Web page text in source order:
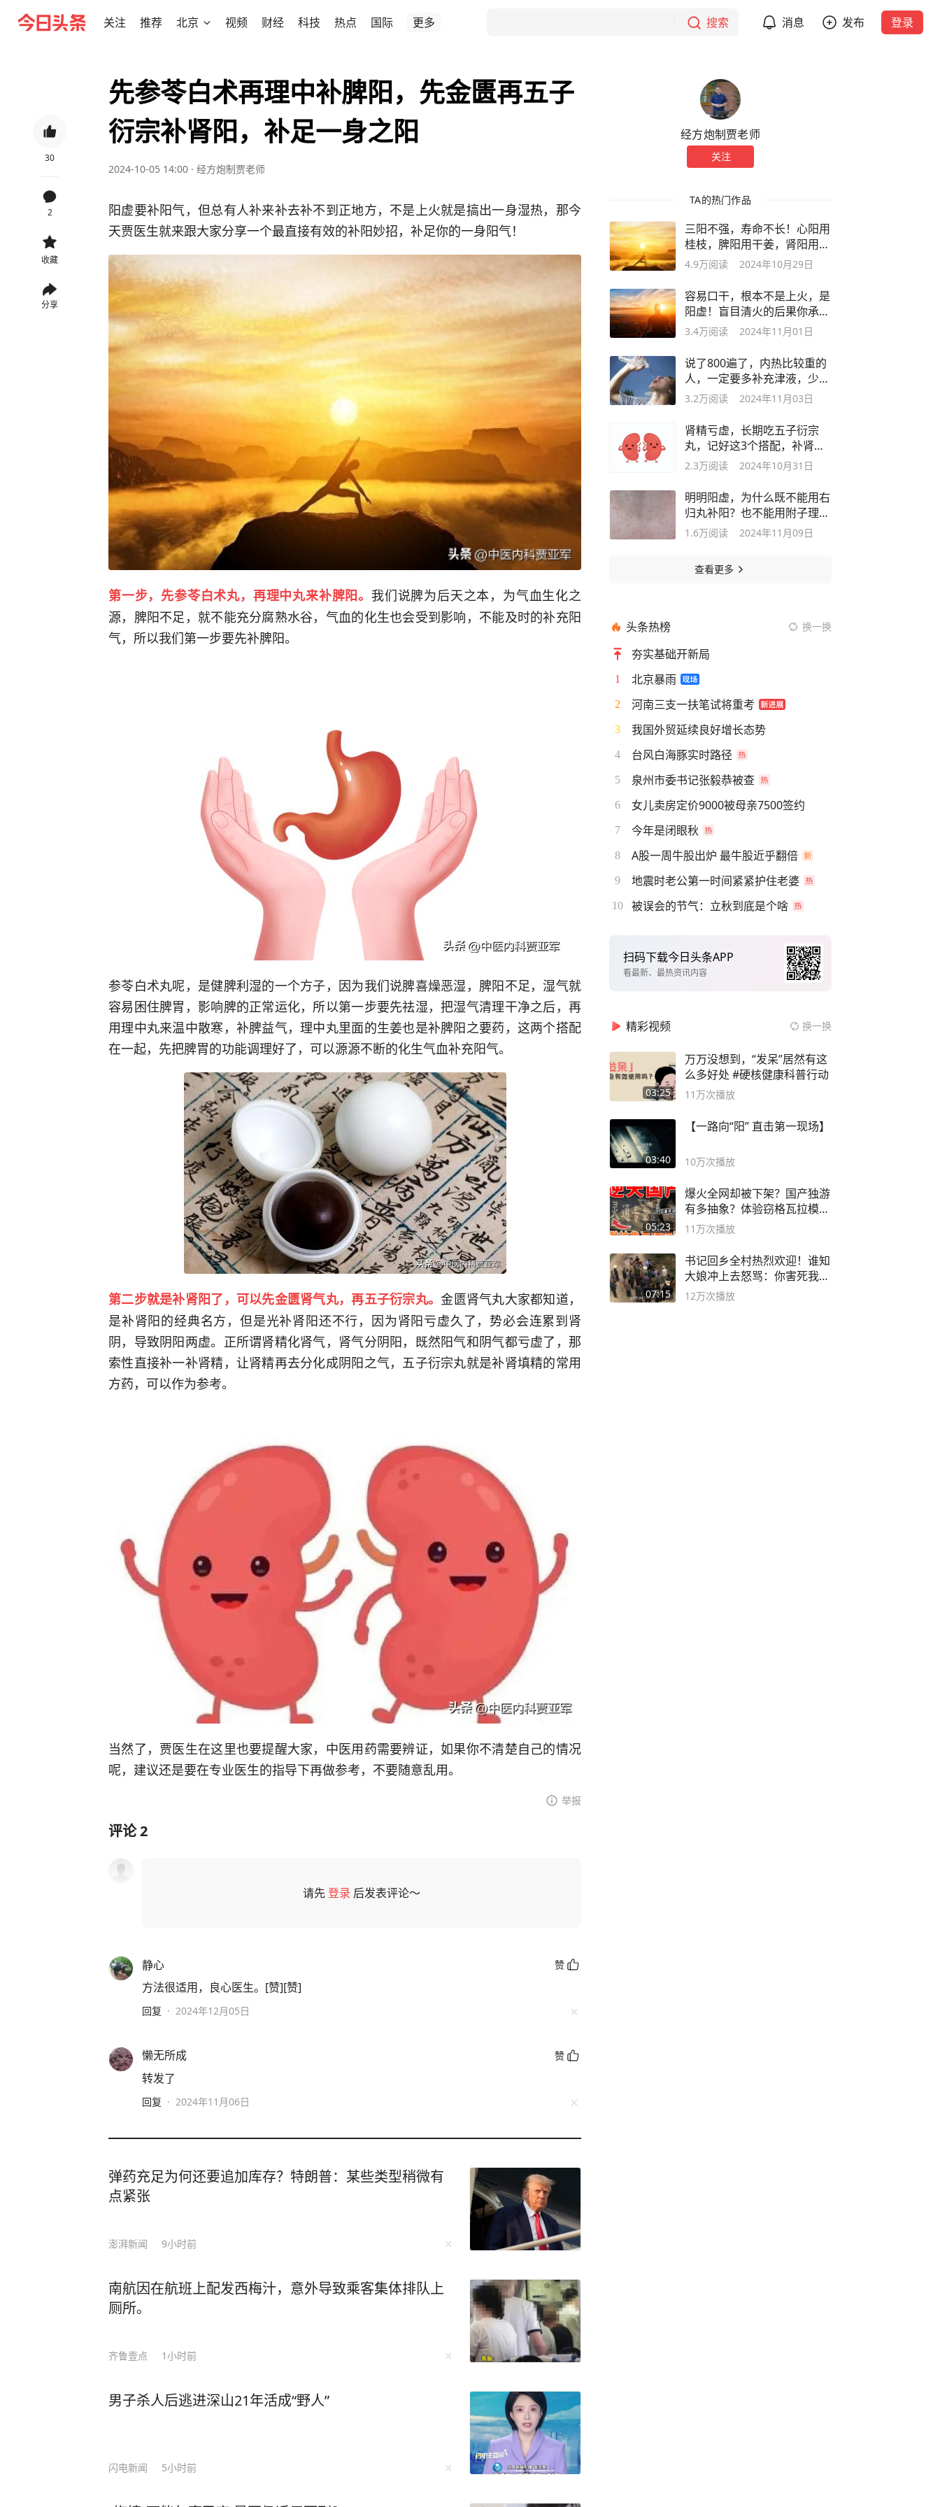
关注 推荐 北京 视频 财经 科技 热点 国际 更多 搜索 消息 发布 登录
30
2
收藏
分享
先参苓白术再理中补脾阳，先金匮再五子
衍宗补肾阳，补足一身之阳
2024-10-05 14:00 · 经方炮制贾老师
阳虚要补阳气，但总有人补来补去补不到正地方，不是上火就是搞出一身湿热，那今
天贾医生就来跟大家分享一个最直接有效的补阳妙招，补足你的一身阳气！
第一步，先参苓白术丸，再理中丸来补脾阳。 我们说脾为后天之本，为气血生化之
源，脾阳不足，就不能充分腐熟水谷，气血的化生也会受到影响，不能及时的补充阳
气，所以我们第一步要先补脾阳。
参苓白术丸呢，是健脾利湿的一个方子，因为我们说脾喜燥恶湿，脾阳不足，湿气就
容易困住脾胃，影响脾的正常运化，所以第一步要先祛湿，把湿气清理干净之后，再
用理中丸来温中散寒，补脾益气，理中丸里面的生姜也是补脾阳之要药，这两个搭配
在一起，先把脾胃的功能调理好了，可以源源不断的化生气血补充阳气。
第二步就是补肾阳了，可以先金匮肾气丸，再五子衍宗丸。金匮肾气丸大家都知道，
是补肾阳的经典名方，但是光补肾阳还不行，因为肾阳亏虚久了，势必会连累到肾
阴，导致阴阳两虚。正所谓肾精化肾气，肾气分阴阳，既然阳气和阴气都亏虚了，那
索性直接补一补肾精，让肾精再去分化成阴阳之气，五子衍宗丸就是补肾填精的常用
方药，可以作为参考。
当然了，贾医生在这里也要提醒大家，中医用药需要辨证，如果你不清楚自己的情况
呢，建议还是要在专业医生的指导下再做参考，不要随意乱用。
举报
评论2
请先登录 后发表评论～
静心 赞
方法很适用，良心医生。[赞][赞]
回复 · 2024年12月05日
懒无所成 赞
转发了
回复 · 2024年11月06日
弹药充足为何还要追加库存？特朗普：某些类型稍微有
点紧张
澎湃新闻 9小时前
南航因在航班上配发西梅汁，意外导致乘客集体排队上
厕所。
齐鲁壹点 1小时前
男子杀人后逃进深山21年活成“野人”
闪电新闻 5小时前
经方炮制贾老师
关注
TA的热门作品
三阳不强，寿命不长！心阳用
桂枝，脾阳用干姜，肾阳用附
子
4.9万阅读 2024年10月29日
容易口干，根本不是上火，是
阳虚！盲目清火的后果你承担
不起
3.4万阅读 2024年11月01日
说了800遍了，内热比较重的
人，一定要多补充津液，少喝
水！
3.2万阅读 2024年11月03日
肾精亏虚，长期吃五子衍宗
丸，记好这3个搭配，补肾还
不上火！
2.3万阅读 2024年10月31日
明明阳虚，为什么既不能用右
归丸补阳？也不能用附子理中
丸温阳
1.6万阅读 2024年11月09日
查看更多
头条热榜 换一换
夯实基础开新局
1 北京暴雨
2 河南三支一扶笔试将重考
3 我国外贸延续良好增长态势
4 台风白海豚实时路径
5 泉州市委书记张毅恭被查
6 女儿卖房定价9000被母亲7500签约
7 今年是闭眼秋
8 A股一周牛股出炉 最牛股近乎翻倍
9 地震时老公第一时间紧紧护住老婆
10 被误会的节气：立秋到底是个啥
扫码下载今日头条APP
看最新、最热资讯内容
精彩视频 换一换
03:25
万万没想到，“发呆”居然有这
么多好处 #硬核健康科普行动
11万次播放
03:40
【一路向“阳” 直击第一现场】
10万次播放
05:23
爆火全网却被下架？国产独游
有多抽象？体验窃格瓦拉模拟
器！
11万次播放
07:15
书记回乡全村热烈欢迎！谁知
大娘冲上去怒骂：你害死我儿
子
12万次播放